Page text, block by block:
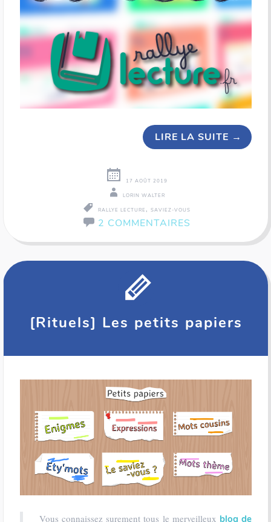
LIRE LA SUITE →
17 AOÛT 2019
LORIN WALTER
RALLYE LECTURE , SAVIEZ-VOUS
2 COMMENTAIRES
[Rituels] Les petits papiers
Vous connaissez surement tous le merveilleux blog de